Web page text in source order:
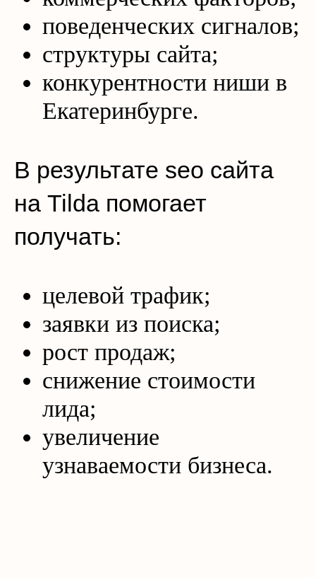
поведенческих сигналов;
структуры сайта;
конкурентности ниши в
Екатеринбурге.
В результате seo сайта
на Tilda помогает
получать:
целевой трафик;
заявки из поиска;
рост продаж;
снижение стоимости
лида;
увеличение
узнаваемости бизнеса.